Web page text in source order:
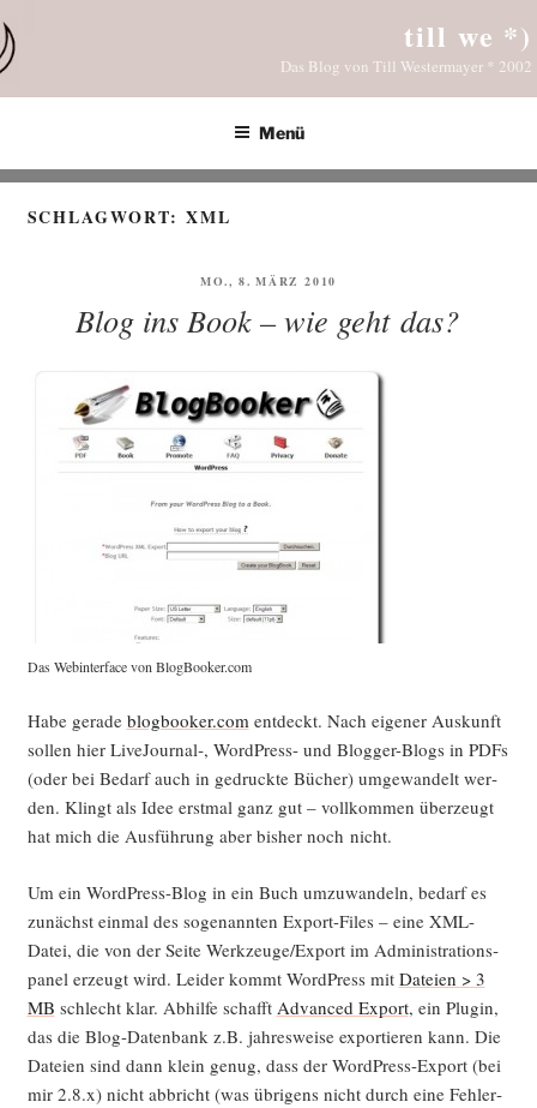
Inhalt
springen
till we *)
Das Blog von Till Westermayer * 2002
Menü
SCHLAGWORT:XML
VERÖFFENTLICHT
MO., 8. MÄRZ 2010
Blog ins Book – wie geht das?
Das Web­in­ter­face von BlogBooker.com
Habe gera­de blogbooker.coment­deckt. Nach eige­ner Aus­kunft
sol­len hier LiveJournal‑, Word­Press- und Blog­ger-Blogs in PDFs
(oder bei Bedarf auch in gedruck­te Bücher) umge­wan­delt wer­
den. Klingt als Idee erst­mal ganz gut – voll­kom­men über­zeugt
hat mich die Aus­füh­rung aber bis­her noch nicht.
Um ein Word­Press-Blog in ein Buch umzu­wan­deln, bedarf es
zunächst ein­mal des soge­nann­ten Export-Files – eine XML-
Datei, die von der Sei­te Werkzeuge/Export im Admi­nis­tra­ti­on­s­
pa­nel erzeugt wird. Lei­der kommt Word­Press mit Datei­en > 3
MB schlecht klar. Abhil­fe schafft Advan­ced Export, ein Plug­in,
das die Blog-Daten­bank z.B. jah­res­wei­se expor­tie­ren kann. Die
Datei­en sind dann klein genug, dass der Word­Press-Export (bei
mir 2.8.x) nicht abbricht (was übri­gens nicht durch eine Feh­ler­